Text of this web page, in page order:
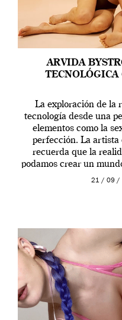
ARVIDA
TECNOLÓGICA
La exploración de la
tecnología desde una
elementos como la
perfección. La artista
recuerda que la
podamos crear un
que los
21 / 09 /